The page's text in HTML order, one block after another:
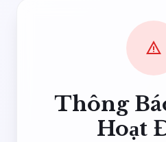
warning
Thông
Hoạt